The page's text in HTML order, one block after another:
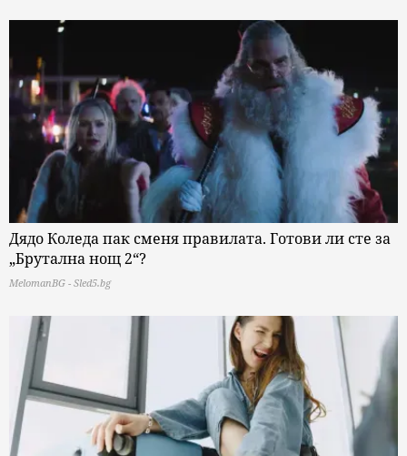
Дядо Коледа пак сменя правилата. Готови ли сте за
„Брутална нощ 2“?
MelomanBG - Sled5.bg